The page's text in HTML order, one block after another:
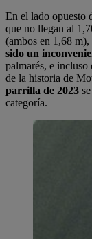
En el lado opuesto
que no llegan al
(ambos en 1,68
sido un
palmarés, e
de la historia de
parrilla de 2023
categoría.